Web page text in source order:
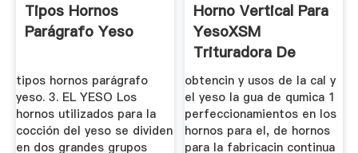
Tipos Hornos
Parágrafo Yeso
tipos hornos parágrafo
yeso. 3. EL YESO Los
hornos utilizados para la
cocción del yeso se dividen
en dos grandes grupos
Horno Vertical Para
YesoXSM
Trituradora De
Compra Venta
obtencin y usos de la cal y
el yeso la gua de qumica 1
perfeccionamientos en los
hornos para el, de hornos
para la fabricacin continua